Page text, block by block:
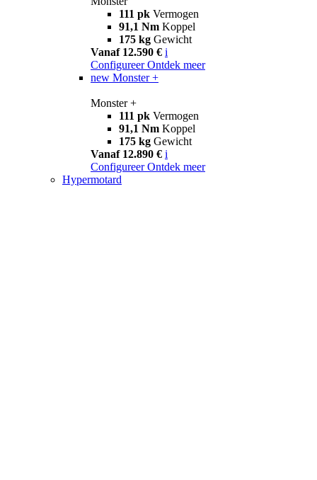
111 pk Vermogen
91,1 Nm Koppel
175 kg Gewicht
Vanaf 12.590 € i
Configureer Ontdek meer
new Monster +
Monster +
111 pk Vermogen
91,1 Nm Koppel
175 kg Gewicht
Vanaf 12.890 € i
Configureer Ontdek meer
Hypermotard